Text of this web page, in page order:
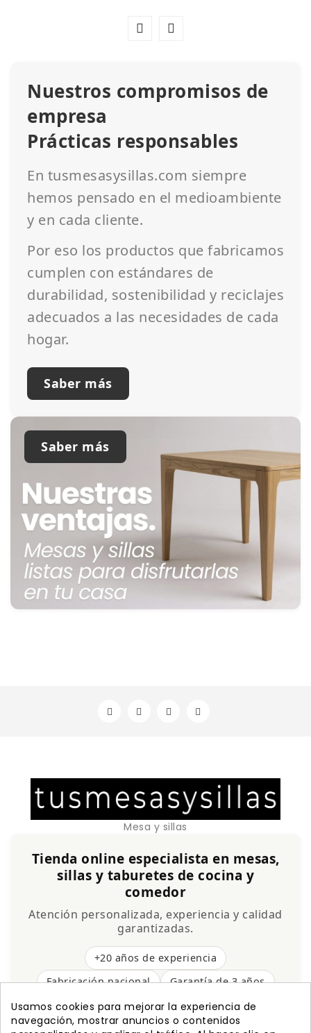
Nuestros compromisos de
empresa
Prácticas responsables
En tusmesasysillas.com siempre
hemos pensado en el medioambiente
y en cada cliente.
Por eso los productos que fabricamos
cumplen con estándares de
durabilidad, sostenibilidad y reciclajes
adecuados a las necesidades de cada
hogar.
Saber más
Saber más
Mesa y sillas
Tienda online especialista en mesas,
sillas y taburetes de cocina y
comedor
Atención personalizada, experiencia y calidad
garantizadas.
+20 años de experiencia
Fabricación nacional
Garantía de 3 años
Envío gratis
Usamos cookies para mejorar la experiencia de
navegación, mostrar anuncios o contenidos